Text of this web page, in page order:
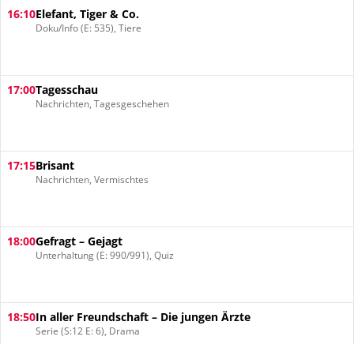
16:10Elefant, Tiger & Co.
Doku/Info (E: 535), Tiere
17:00Tagesschau
Nachrichten, Tagesgeschehen
17:15Brisant
Nachrichten, Vermischtes
18:00Gefragt – Gejagt
Unterhaltung (E: 990/991), Quiz
18:50In aller Freundschaft – Die jungen Ärzte
Serie (S:12 E: 6), Drama